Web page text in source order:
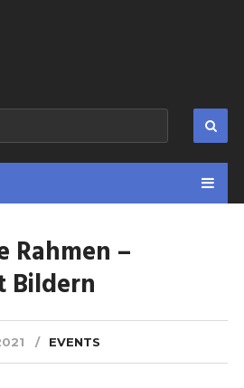
Rahmen –
Bildern
EVENTS